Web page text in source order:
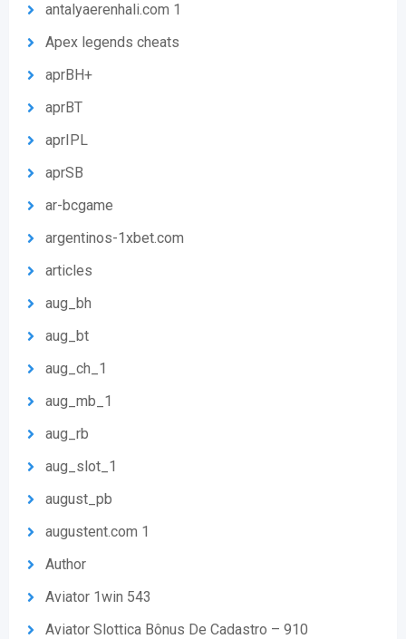
antalyaerenhali.com 1
Apex legends cheats
aprBH+
aprBT
aprIPL
aprSB
ar-bcgame
argentinos-1xbet.com
articles
aug_bh
aug_bt
aug_ch_1
aug_mb_1
aug_rb
aug_slot_1
august_pb
augustent.com 1
Author
Aviator 1win 543
Aviator Slottica Bônus De Cadastro – 910